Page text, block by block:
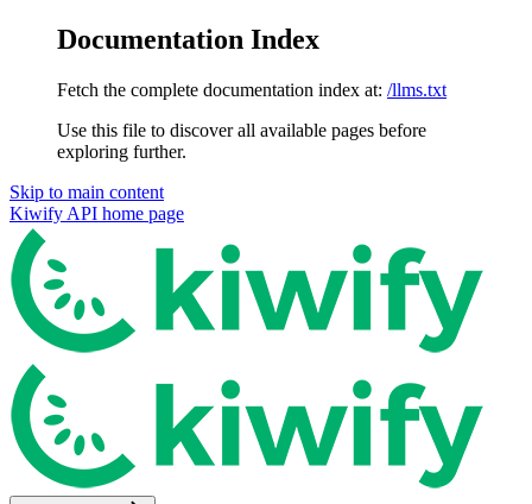
Documentation Index
Fetch the complete documentation index at: /llms.txt
Use this file to discover all available pages before
exploring further.
Skip to main content
Kiwify API home page